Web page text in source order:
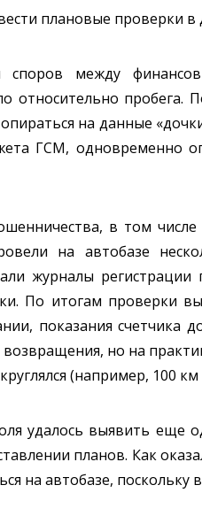
плановые проверки
между
относительно пробега.
на данные
ГСМ, одновременно
в том
на автобазе
журналы
По итогам проверки
показания счетчика
но на
(например, 100
удалось выявить
планов. Как
на автобазе, поскольку